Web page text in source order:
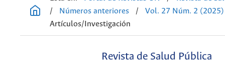
/
Números anteriores /
Vol. 27 Núm. 2 (2025)
Artículos/Investigación
Revista de Salud Pública